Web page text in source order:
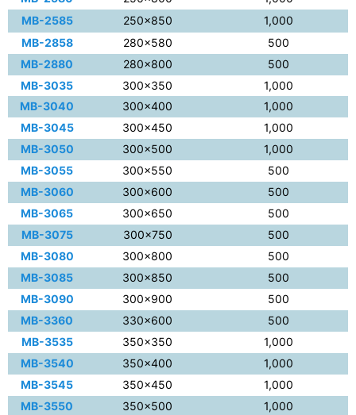
MB-2585
250×850
1,000
MB-2858
280×580
500
MB-2880
280×800
500
MB-3035
300×350
1,000
MB-3040
300×400
1,000
MB-3045
300×450
1,000
MB-3050
300×500
1,000
MB-3055
300×550
500
MB-3060
300×600
500
MB-3065
300×650
500
MB-3075
300×750
500
MB-3080
300×800
500
MB-3085
300×850
500
MB-3090
300×900
500
MB-3360
330×600
500
MB-3535
350×350
1,000
MB-3540
350×400
1,000
MB-3545
350×450
1,000
MB-3550
350×500 1,000